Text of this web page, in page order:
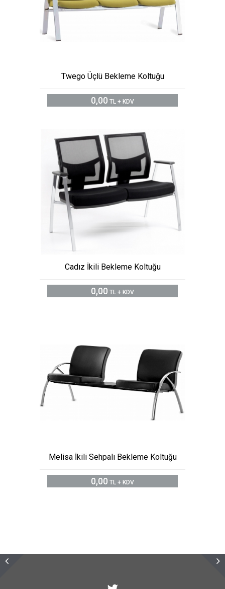
Twego Üçlü Bekleme Koltuğu
0,00 TL + KDV
Cadız İkili Bekleme Koltuğu
0,00 TL + KDV
Melisa İkili Sehpalı Bekleme Koltuğu
0,00 TL + KDV